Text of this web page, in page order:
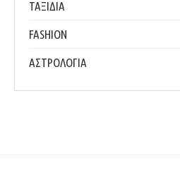
ΤΑΞΙΔΙΑ
FASHION
ΑΣΤΡΟΛΟΓΙΑ